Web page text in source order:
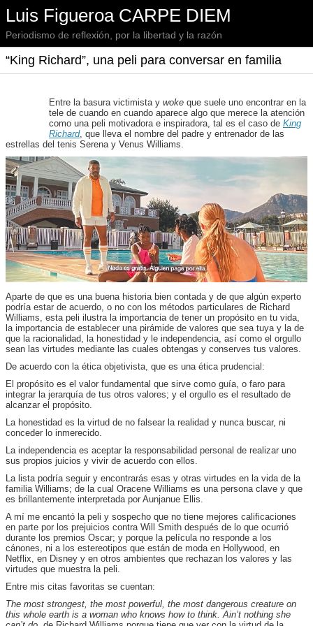
Luis Figueroa CARPE DIEM
Periodismo de reflexión, por la libertad y la razón
“King Richard”, una peli para conversar en familia
Entre la basura victimista y woke que suele uno encontrar en la
tele de cuando en cuando aparece algo que merece la atención
como una peli motivadora e inspiradora, tal es el caso de King
Richard, que lleva el nombre del padre y entrenador de las
estrellas del tenis Serena y Venus Williams.
Aparte de que es una buena historia bien contada y de que algún experto
podría estar de acuerdo, o no con los métodos particulares de Richard
Williams, esta peli ilustra la importancia de tener un propósito en tu vida,
la importancia de establecer una pirámide de valores que sea tuya y la de
que la racionalidad, la honestidad y le independencia, así como el orgullo
sean las virtudes mediante las cuales obtengas y conserves tus valores.
De acuerdo con la ética objetivista, que es una ética prudencial:
El propósito es el valor fundamental que sirve como guía, o faro para
integrar la jerarquía de tus otros valores; y el orgullo es el resultado de
alcanzar el propósito.
La honestidad es la virtud de no falsear la realidad y nunca buscar, ni
conceder lo inmerecido.
La independencia es aceptar la responsabilidad personal de realizar uno
sus propios juicios y vivir de acuerdo con ellos.
La lista podría seguir y encontrarás esas y otras virtudes en la vida de la
familia Williams; de la cual Oracene Williams es una persona clave y que
es brillantemente interpretada por Aunjanue Ellis.
A mí me encantó la peli y sospecho que no tiene mejores calificaciones
en parte por los prejuicios contra Will Smith después de lo que ocurrió
durante los premios Oscar; y porque la película no responde a los
cánones, ni a los estereotipos que están de moda en Hollywood, en
Netflix, en Disney y en otros ambientes que rechazan los valores y las
virtudes que muestra la peli.
Entre mis citas favoritas se cuentan:
The most strongest, the most powerful, the most dangerous creature on
this whole earth is a woman who knows how to think. Ain’t nothing she